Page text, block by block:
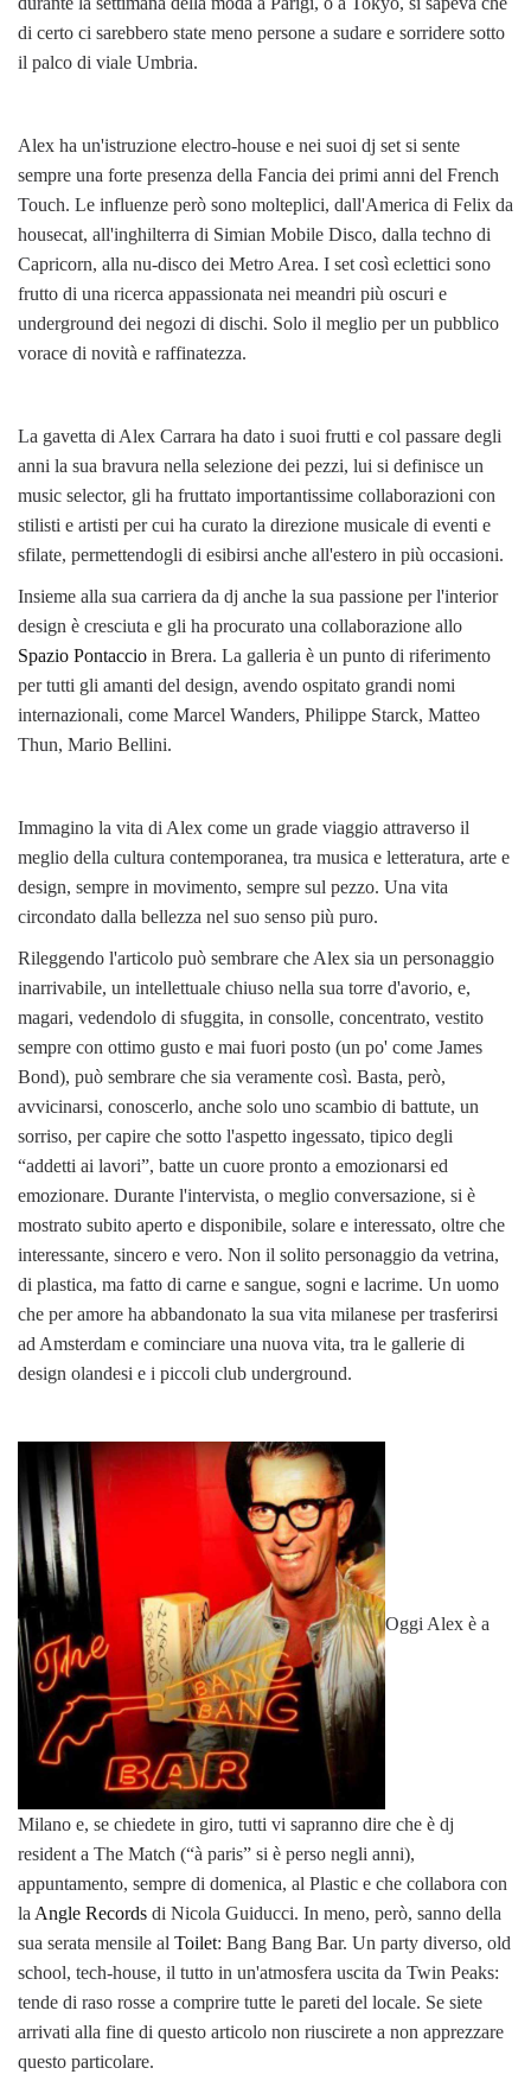
di certo ci sarebbero state meno persone a sudare e sorridere sotto
il palco di viale Umbria.
Alex ha un'istruzione electro-house e nei suoi dj set si sente
sempre una forte presenza della Fancia dei primi anni del French
Touch. Le influenze però sono molteplici, dall'America di Felix da
housecat, all'inghilterra di Simian Mobile Disco, dalla techno di
Capricorn, alla nu-disco dei Metro Area. I set così eclettici sono
frutto di una ricerca appassionata nei meandri più oscuri e
underground dei negozi di dischi. Solo il meglio per un pubblico
vorace di novità e raffinatezza.
La gavetta di Alex Carrara ha dato i suoi frutti e col passare degli
anni la sua bravura nella selezione dei pezzi, lui si definisce un
music selector, gli ha fruttato importantissime collaborazioni con
stilisti e artisti per cui ha curato la direzione musicale di eventi e
sfilate, permettendogli di esibirsi anche all'estero in più occasioni.
Insieme alla sua carriera da dj anche la sua passione per l'interior
design è cresciuta e gli ha procurato una collaborazione allo
Spazio Pontaccio in Brera. La galleria è un punto di riferimento
per tutti gli amanti del design, avendo ospitato grandi nomi
internazionali, come Marcel Wanders, Philippe Starck, Matteo
Thun, Mario Bellini.
Immagino la vita di Alex come un grade viaggio attraverso il
meglio della cultura contemporanea, tra musica e letteratura, arte e
design, sempre in movimento, sempre sul pezzo. Una vita
circondato dalla bellezza nel suo senso più puro.
Rileggendo l'articolo può sembrare che Alex sia un personaggio
inarrivabile, un intellettuale chiuso nella sua torre d'avorio, e,
magari, vedendolo di sfuggita, in consolle, concentrato, vestito
sempre con ottimo gusto e mai fuori posto (un po' come James
Bond), può sembrare che sia veramente così. Basta, però,
avvicinarsi, conoscerlo, anche solo uno scambio di battute, un
sorriso, per capire che sotto l'aspetto ingessato, tipico degli
“addetti ai lavori”, batte un cuore pronto a emozionarsi ed
emozionare. Durante l'intervista, o meglio conversazione, si è
mostrato subito aperto e disponibile, solare e interessato, oltre che
interessante, sincero e vero. Non il solito personaggio da vetrina,
di plastica, ma fatto di carne e sangue, sogni e lacrime. Un uomo
che per amore ha abbandonato la sua vita milanese per trasferirsi
ad Amsterdam e cominciare una nuova vita, tra le gallerie di
design olandesi e i piccoli club underground.
Oggi Alex è a
Milano e, se chiedete in giro, tutti vi sapranno dire che è dj
resident a The Match (“à paris” si è perso negli anni),
appuntamento, sempre di domenica, al Plastic e che collabora con
la Angle Records di Nicola Guiducci. In meno, però, sanno della
sua serata mensile al Toilet: Bang Bang Bar. Un party diverso, old
school, tech-house, il tutto in un'atmosfera uscita da Twin Peaks:
tende di raso rosse a comprire tutte le pareti del locale. Se siete
arrivati alla fine di questo articolo non riuscirete a non apprezzare
questo particolare.